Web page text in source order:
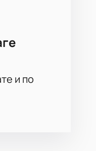
и по